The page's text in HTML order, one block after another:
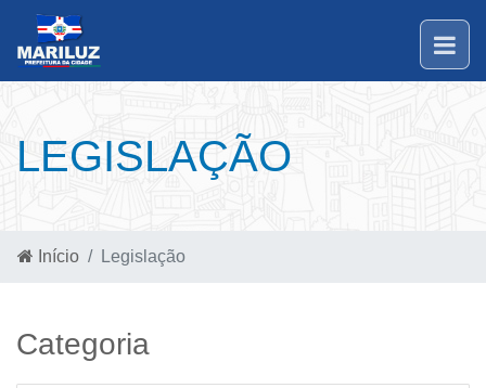
LEGISLAÇÃO
Início Legislação
Categoria